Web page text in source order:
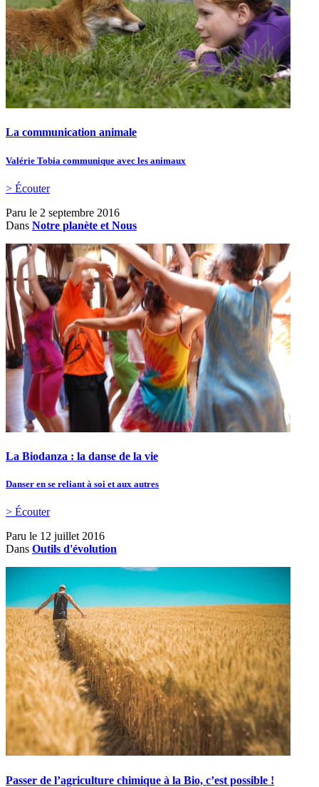
La communication animale
Valérie Tobia communique avec les animaux
> Écouter
Paru le 2 septembre 2016
Dans Notre planète et Nous
La Biodanza : la danse de la vie
Danser en se reliant à soi et aux autres
> Écouter
Paru le 12 juillet 2016
Dans Outils d'évolution
Passer de l’agriculture chimique à la Bio, c’est possible !